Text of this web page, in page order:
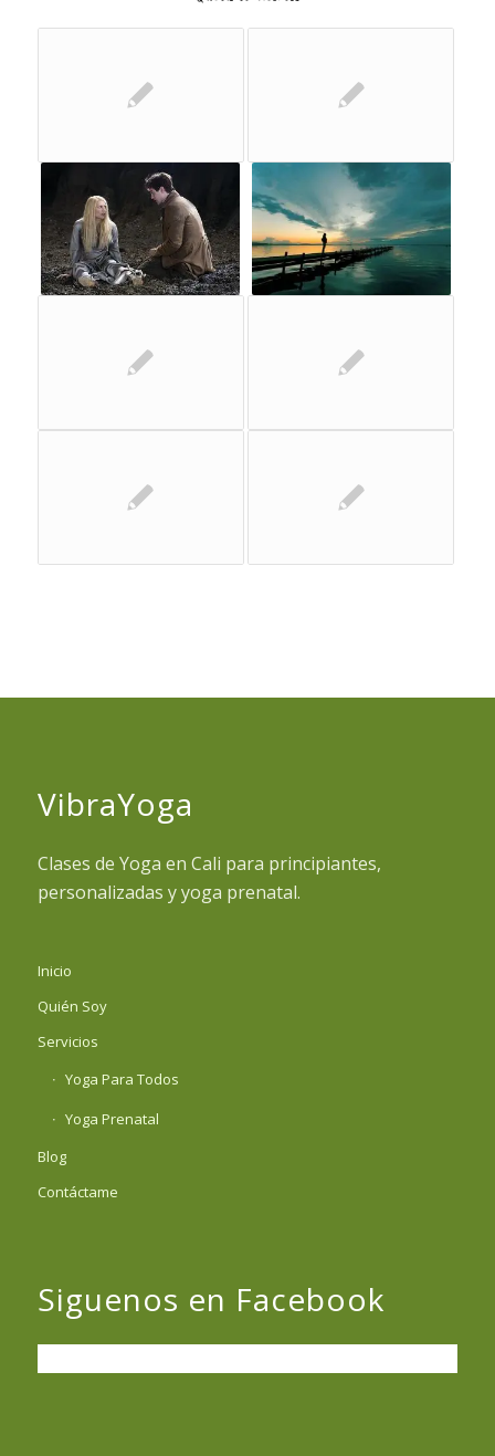
VibraYoga
Clases de Yoga en Cali para principiantes,
personalizadas y yoga prenatal.
Inicio
Quién Soy
Servicios
Yoga Para Todos
Yoga Prenatal
Blog
Contáctame
Siguenos en Facebook